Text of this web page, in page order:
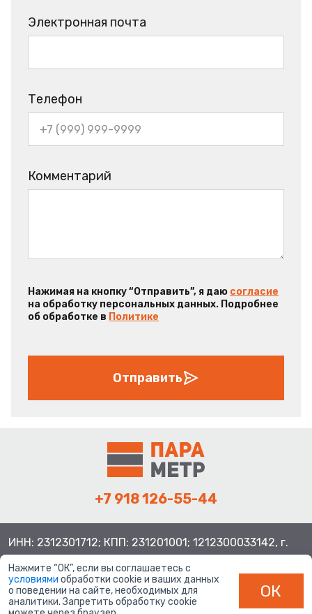
Электронная почта
Телефон
Комментарий
Нажимая на кнопку “Отправить”, я даю согласие
на обработку персональных данных. Подробнее
об обработке в Политике
Отправить
+7 918 126-55-44
ИНН: 2312301712; КПП: 231201001; 1212300033142, г.
Нажмите “ОК”, если вы соглашаетесь с
условиями обработки cookie и ваших данных
о поведении на сайте, необходимых для
аналитики. Запретить обработку cookie
ОК